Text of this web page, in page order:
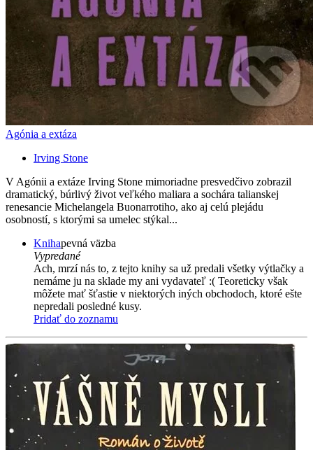
Agónia a extáza
Irving Stone
V Agónii a extáze Irving Stone mimoriadne presvedčivo zobrazil
dramatický, búrlivý život veľkého maliara a sochára talianskej
renesancie Michelangela Buonarrotiho, ako aj celú plejádu
osobností, s ktorými sa umelec stýkal...
Knihapevná väzba
Vypredané
Ach, mrzí nás to, z tejto knihy sa už predali všetky výtlačky a
nemáme ju na sklade my ani vydavateľ :( Teoreticky však
môžete mať šťastie v niektorých iných obchodoch, ktoré ešte
nepredali posledné kusy.
Pridať do zoznamu